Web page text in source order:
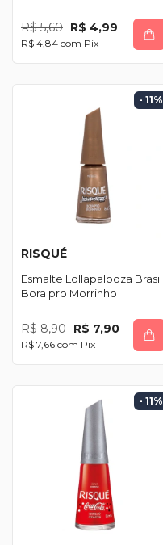
R$ 5,60 R$ 4,99
R$ 4,84 com Pix
- 11%
RISQUÉ
Esmalte Lollapalooza Brasil
Bora pro Morrinho
R$ 8,90 R$ 7,90
R$ 7,66 com Pix
- 11%